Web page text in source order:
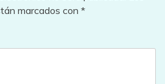
marcados con *